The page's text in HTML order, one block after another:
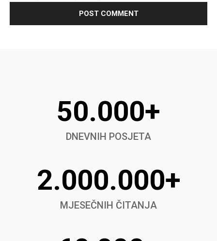
50.000+
DNEVNIH POSJETA
2.000.000+
MJESEČNIH ČITANJA